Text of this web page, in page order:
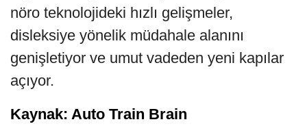
nöro teknolojideki hızlı gelişmeler,
disleksiye yönelik müdahale alanını
genişletiyor ve umut vadeden yeni kapılar
açıyor.
Kaynak: Auto Train Brain